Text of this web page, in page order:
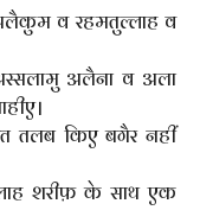
व रहमतुल्लाह व
अलैना व अला
तलब किए बगैर नहीं
शरीफ़ के साथ एक